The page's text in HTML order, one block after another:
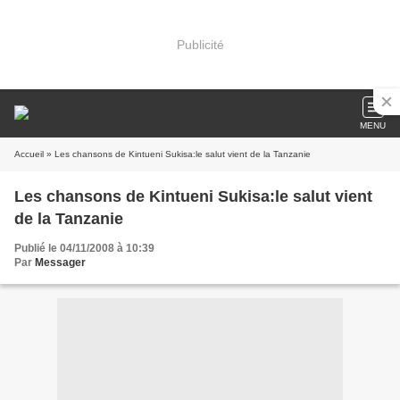
Publicité
MENU
Accueil » Les chansons de Kintueni Sukisa:le salut vient de la Tanzanie
Les chansons de Kintueni Sukisa:le salut vient
de la Tanzanie
Publié le 04/11/2008 à 10:39
Par Messager